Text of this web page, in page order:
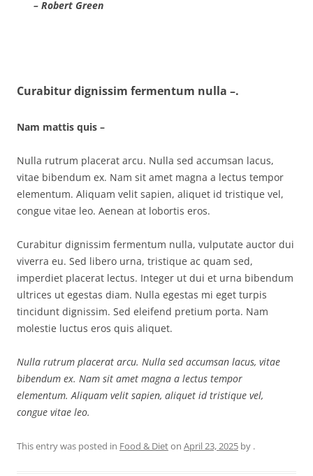
– Robert Green
Curabitur dignissim fermentum nulla –.
Nam mattis quis –
Nulla rutrum placerat arcu. Nulla sed accumsan lacus,
vitae bibendum ex. Nam sit amet magna a lectus tempor
elementum. Aliquam velit sapien, aliquet id tristique vel,
congue vitae leo. Aenean at lobortis eros.
Curabitur dignissim fermentum nulla, vulputate auctor dui
viverra eu. Sed libero urna, tristique ac quam sed,
imperdiet placerat lectus. Integer ut dui et urna bibendum
ultrices ut egestas diam. Nulla egestas mi eget turpis
tincidunt dignissim. Sed eleifend pretium porta. Nam
molestie luctus eros quis aliquet.
Nulla rutrum placerat arcu. Nulla sed accumsan lacus, vitae
bibendum ex. Nam sit amet magna a lectus tempor
elementum. Aliquam velit sapien, aliquet id tristique vel,
congue vitae leo.
This entry was posted in Food & Dieton April 23, 2025 by .